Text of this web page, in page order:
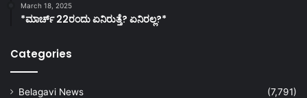
March 18, 2025
*ಮಾರ್ಚ್ 22ರಂದು ಏನಿರುತ್ತೆ? ಏನಿರಲ್ಲ?*
Categories
Belagavi News
(7,791)